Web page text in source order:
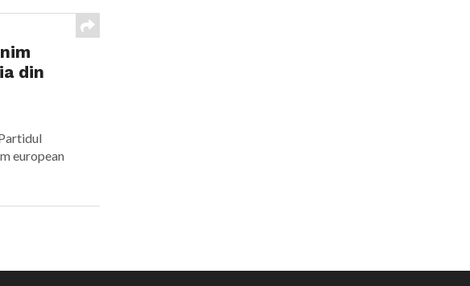
din
european